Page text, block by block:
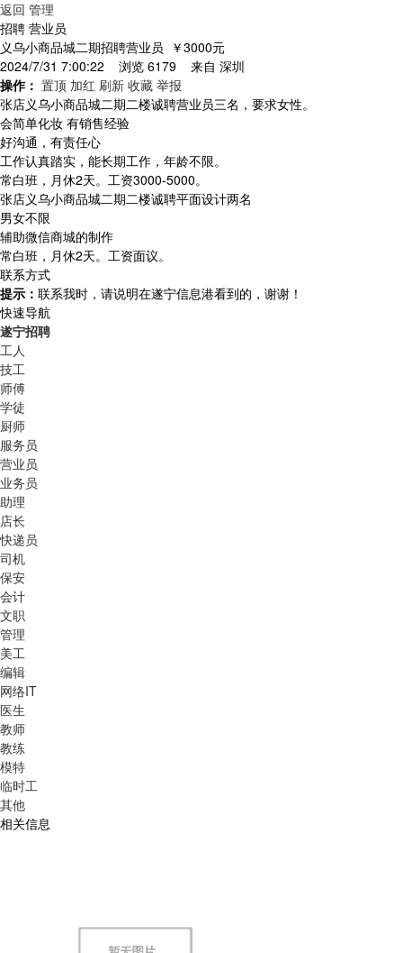
返回 管理
招聘 营业员
义乌小商品城二期招聘营业员 ￥3000元
2024/7/31 7:00:22 浏览 6179 来自 深圳
操作： 置顶 加红 刷新 收藏 举报
张店义乌小商品城二期二楼诚聘营业员三名，要求女性。
会简单化妆 有销售经验
好沟通，有责任心
工作认真踏实，能长期工作，年龄不限。
常白班，月休2天。工资3000-5000。
张店义乌小商品城二期二楼诚聘平面设计两名
男女不限
辅助微信商城的制作
常白班，月休2天。工资面议。
联系方式
提示： 联系我时，请说明在遂宁信息港看到的，谢谢！
快速导航
遂宁招聘
工人
技工
师傅
学徒
厨师
服务员
营业员
业务员
助理
店长
快递员
司机
保安
会计
文职
管理
美工
编辑
网络IT
医生
教师
教练
模特
临时工
其他
相关信息